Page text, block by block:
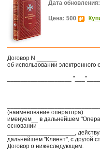
Дата обновления:
Цена: 500
Договор N ______
об использовании электронного
___________________
(наименование оператора)
именуем__ в дальнейшем
основании
____________________,
дальнейшем "Клиент", с другой
Договор о нижеследующем.